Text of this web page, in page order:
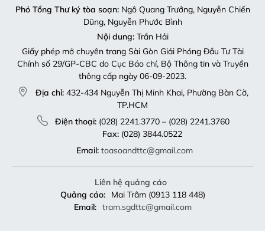
Phó Tổng Thư ký tòa soạn:Ngô Quang Trưởng, Nguyễn Chiến
Dũng, Nguyễn Phước Bình
Nội dung:Trần Hải
Giấy phép mở chuyên trang Sài Gòn Giải Phóng Đầu Tư Tài
Chính số 29/GP-CBC do Cục Báo chí, Bộ Thông tin và Truyền
thông cấp ngày 06-09-2023.
Địa chỉ: 432-434 Nguyễn Thị Minh Khai, Phường Bàn Cờ,
TP.HCM
Điện thoại:(028) 2241.3770 – (028) 2241.3760
Fax:(028) 3844.0522
Email: toasoandttc@gmail.com
Liên hệ quảng cáo
Quảng cáo:
Mai Trâm (0913 118 448)
Email: tram.sgdttc@gmail.com